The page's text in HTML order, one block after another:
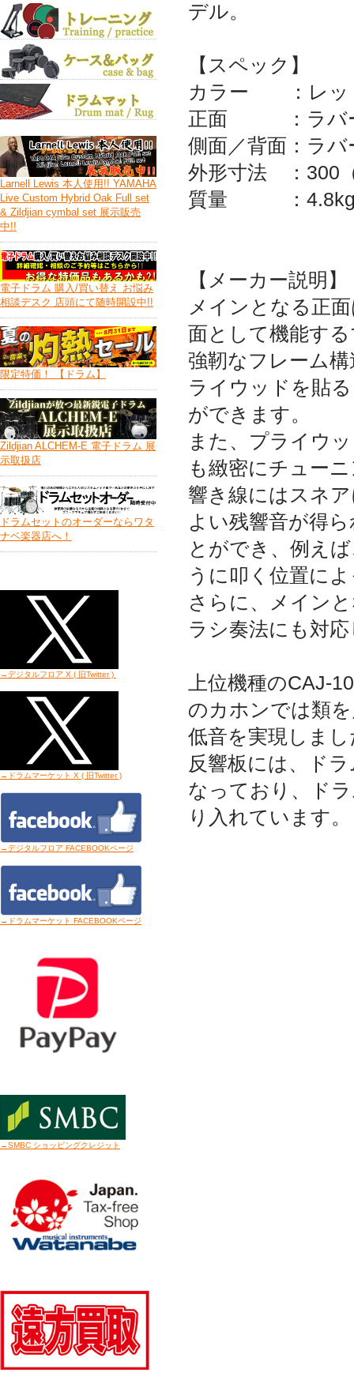
Larnell Lewis 本人使用!! YAMAHA
Live Custom Hybrid Oak Full set
& Zildjian cymbal set 展示販売
中!!
電子ドラム 購入/買い替え お悩み
相談デスク 店頭にて随時開設中!!
限定特価！ 【ドラム】
Zildjian ALCHEM-E 電子ドラム 展
示取扱店
ドラムセットのオーダーならワタ
ナベ楽器店へ！
→デジタルフロア X ( 旧Twitter)
→ドラムマーケット X ( 旧Twitter)
→デジタルフロア FACEBOOKページ
→ドラムマーケット FACEBOOKページ
→SMBC ショッピングクレジット
デル。
【スペック】
カラー ：レッ
正面 ：ラバー
側面／背面：ラ
外形寸法 ：300
質量 ：
【メーカー説明】
メインとなる正
面として機能す
強靭なフレーム
ライウッドを貼
ができます。
また、プライウ
も緻密にチュー
響き線にはスネ
よい残響音が得
とができ、例え
うに叩く位置に
さらに、メイン
ラシ奏法にも対
上位機種のCAJ-
のカホンでは類
低音を実現しまし
反響板には、ド
なっており、ド
り入れています。